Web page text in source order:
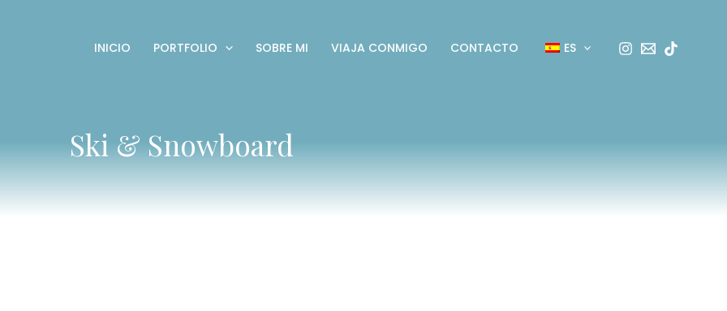
INICIO PORTFOLIO SOBRE MI VIAJA CONMIGO CONTACTO ES
Ski & Snowboard